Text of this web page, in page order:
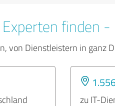
finden
von Dienstleistern in
zu IT-